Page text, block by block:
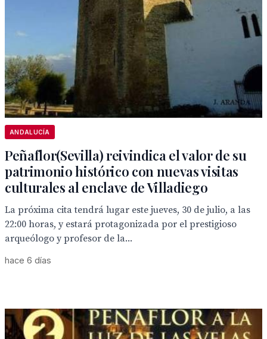
ANDALUCÍA
Peñaflor(Sevilla) reivindica el valor de su
patrimonio histórico con nuevas visitas
culturales al enclave de Villadiego
La próxima cita tendrá lugar este jueves, 30 de julio, a las
22:00 horas, y estará protagonizada por el prestigioso
arqueólogo y profesor de la...
hace 6 días